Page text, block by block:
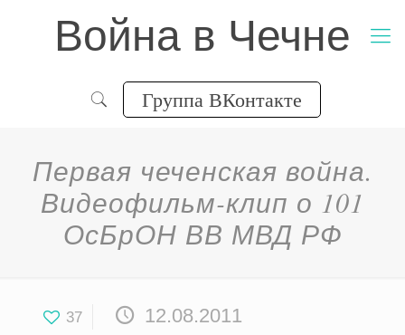
Война в Чечне
Группа ВКонтакте
Первая чеченская война.
Видеофильм-клип о 101
ОсБрОН ВВ МВД РФ
37 12.08.2011